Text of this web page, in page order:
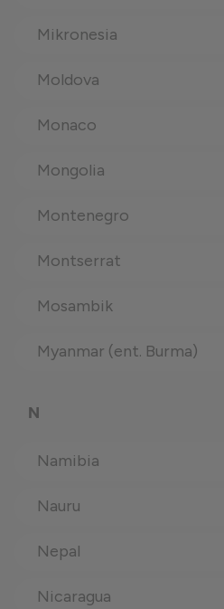
Mikronesia
Moldova
Monaco
Mongolia
Montenegro
Montserrat
Mosambik
Myanmar (ent. Burma)
N
Namibia
Nauru
Nepal
Nicaragua